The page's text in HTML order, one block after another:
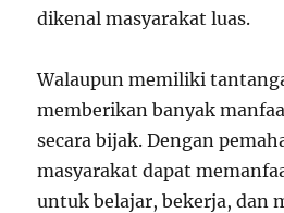
dikenal masyarakat luas.
Walaupun memiliki
memberikan banyak
secara bijak. Dengan
masyarakat dapat
untuk belajar, bekerja, dan